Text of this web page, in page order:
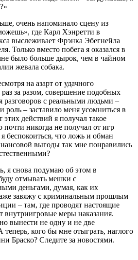
очень напоминало сцену из
где Карл Хэнретти в
выслеживает Фрэнка Эбегнейла
Только вместо побега я оказался в
было больше дырок, чем в чайном
жевала собака.
на азарт от удачного
за разом, совершение подобных
разговоров с реальными людьми –
– заставило меня усомниться в
действий я получал такое
почти никогда не получал от игр
беспокоиться, что ложь и обман
выгоды так мне понравились
я снова подумаю об этом в
отмывать мешки с
деньгами, думая, как их
завяжу с криминальным прошлым
– там, где проводят настоящие
меры наказания.
вынести не одну и не две
кого бы мне отыграть, наглого
Браско? Следите за новостями.